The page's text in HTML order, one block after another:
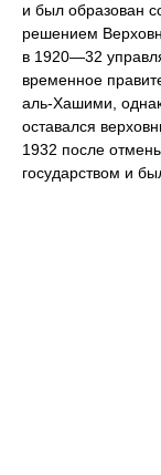
и был образован
решением
в 1920—32
временное
аль-Хашими,
оставался
1932 после
государством и